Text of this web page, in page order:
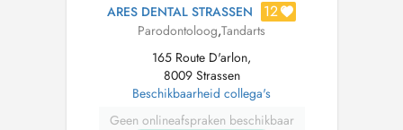
ARES DENTAL STRASSEN 12
Parodontoloog,Tandarts
165 Route D'arlon,
8009 Strassen
Beschikbaarheid collega's
Geen onlineafspraken beschikbaar